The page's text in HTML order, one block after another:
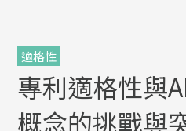
適格性
專利適格性與
概念的挑戰與